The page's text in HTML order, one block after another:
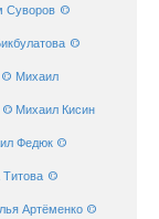
Суворов ©
©
© Михаил
© Михаил Кисин
Федюк ©
©
Артёменко ©